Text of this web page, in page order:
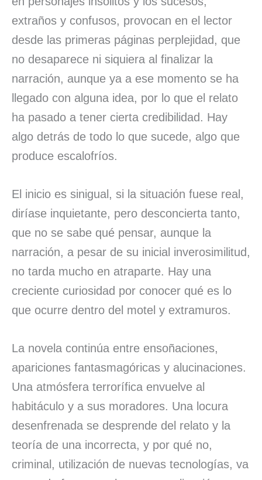
extraños y confusos, provocan en el lector
desde las primeras páginas perplejidad, que
no desaparece ni siquiera al finalizar la
narración, aunque ya a ese momento se ha
llegado con alguna idea, por lo que el relato
ha pasado a tener cierta credibilidad. Hay
algo detrás de todo lo que sucede, algo que
produce escalofríos.
El inicio es sinigual, si la situación fuese real,
diríase inquietante, pero desconcierta tanto,
que no se sabe qué pensar, aunque la
narración, a pesar de su inicial inverosimilitud,
no tarda mucho en atraparte. Hay una
creciente curiosidad por conocer qué es lo
que ocurre dentro del motel y extramuros.
La novela continúa entre ensoñaciones,
apariciones fantasmagóricas y alucinaciones.
Una atmósfera terrorífica envuelve al
habitáculo y a sus moradores. Una locura
desenfrenada se desprende del relato y la
teoría de una incorrecta, y por qué no,
criminal, utilización de nuevas tecnologías, va